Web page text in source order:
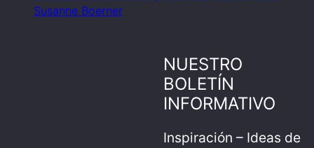
Susanne Boerner
NUESTRO
BOLETÍN
INFORMATIVO
Inspiración – Ideas de